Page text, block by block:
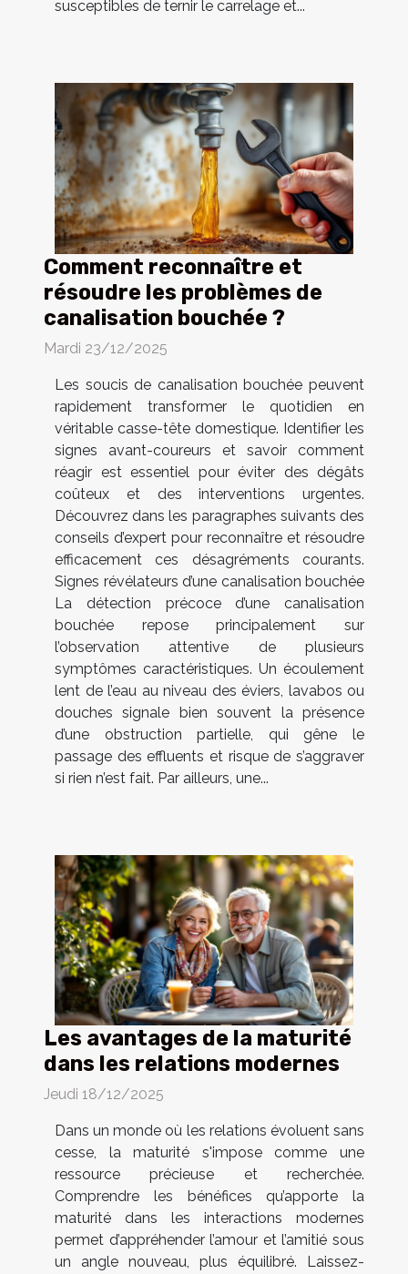
susceptibles de ternir le carrelage et...
Comment reconnaître et
résoudre les problèmes de
canalisation bouchée ?
Mardi 23/12/2025
Les soucis de canalisation bouchée peuvent
rapidement transformer le quotidien en
véritable casse-tête domestique. Identifier les
signes avant-coureurs et savoir comment
réagir est essentiel pour éviter des dégâts
coûteux et des interventions urgentes.
Découvrez dans les paragraphes suivants des
conseils d’expert pour reconnaître et résoudre
efficacement ces désagréments courants.
Signes révélateurs d’une canalisation bouchée
La détection précoce d’une canalisation
bouchée repose principalement sur
l’observation attentive de plusieurs
symptômes caractéristiques. Un écoulement
lent de l’eau au niveau des éviers, lavabos ou
douches signale bien souvent la présence
d’une obstruction partielle, qui gêne le
passage des effluents et risque de s’aggraver
si rien n’est fait. Par ailleurs, une...
Les avantages de la maturité
dans les relations modernes
Jeudi 18/12/2025
Dans un monde où les relations évoluent sans
cesse, la maturité s'impose comme une
ressource précieuse et recherchée.
Comprendre les bénéfices qu’apporte la
maturité dans les interactions modernes
permet d’appréhender l’amour et l’amitié sous
un angle nouveau, plus équilibré. Laissez-